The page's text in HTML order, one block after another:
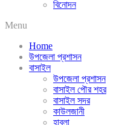
বিনোদন
Menu
Home
উপজেলা প্রশাসন
বাসাইল
উপজেলা প্রশাসন
বাসাইল পৌর শহর
বাসাইল সদর
কাউলজানী
হাবলা